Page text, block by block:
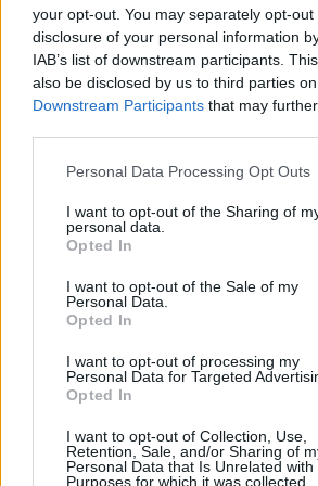
your opt-out. You may separately opt-
disclosure of your personal information
IAB’s list of downstream participants.
also be disclosed by us to third parties
Downstream Participants that may
Personal Data Processing Opt Outs
I want to opt-out of the Sharing of
personal data.
Opted In
I want to opt-out of the Sale of my
Personal Data.
Opted In
I want to opt-out of processing my
Personal Data for Targeted
Opted In
I want to opt-out of Collection, Use,
Retention, Sale, and/or Sharing of
Personal Data that Is Unrelated with
Purposes for which it was collected.
Ροή ειδήσεων
Γαμήλιος τουρισμός: Στην Κρήτη από
για τον γάμο των ονείρων τους!
Κασσάνοι: Όλα έτοιμα για την Γιορτή
Επιστρέφει το Φεστιβάλ Μουσικής
09:19
09:12
στον μύθο - "Θα ήθελα να είχα